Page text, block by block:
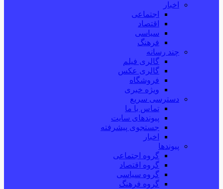
اخبار
اجتماعی
اقتصاد
سیاسی
فرهنگ
چند رسانه
گالری فیلم
گالری عکس
فروشگاه
ویژه خبری
دسترسی سریع
تماس با ما
پیوندهای سایت
جستجوی پیشرفته
اخبار
پیوندها
گروه اجتماعی
گروه اقتصاد
گروه سیاسی
گروه فرهنگ